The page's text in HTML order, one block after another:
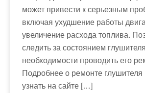
может привести к серьезным
включая ухудшение работы
увеличение расхода топлива.
следить за состоянием
необходимости проводить его
Подробнее о ремонте
узнать на сайте […]